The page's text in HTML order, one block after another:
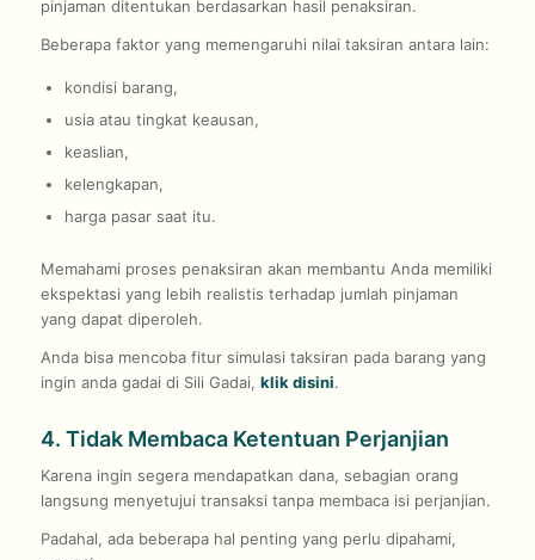
pinjaman ditentukan berdasarkan hasil penaksiran.
Beberapa faktor yang memengaruhi nilai taksiran antara lain:
kondisi barang,
usia atau tingkat keausan,
keaslian,
kelengkapan,
harga pasar saat itu.
Memahami proses penaksiran akan membantu Anda memiliki
ekspektasi yang lebih realistis terhadap jumlah pinjaman
yang dapat diperoleh.
Anda bisa mencoba fitur simulasi taksiran pada barang yang
ingin anda gadai di Sili Gadai, klik disini.
4. Tidak Membaca Ketentuan Perjanjian
Karena ingin segera mendapatkan dana, sebagian orang
langsung menyetujui transaksi tanpa membaca isi perjanjian.
Padahal, ada beberapa hal penting yang perlu dipahami,